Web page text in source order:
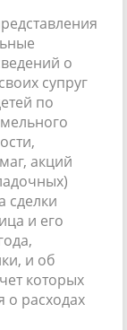
о
супруг
по
акций
сделки
и его
и об
которых
о расходах